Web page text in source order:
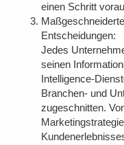
einen Schritt
Entscheidungen:
Jedes
seinen
Intelligence-
Branchen- und
zugeschnitten.